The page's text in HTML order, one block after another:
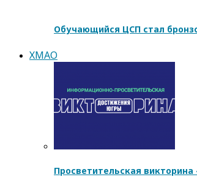
Обучающийся ЦСП стал
ХМАО
Просветительская